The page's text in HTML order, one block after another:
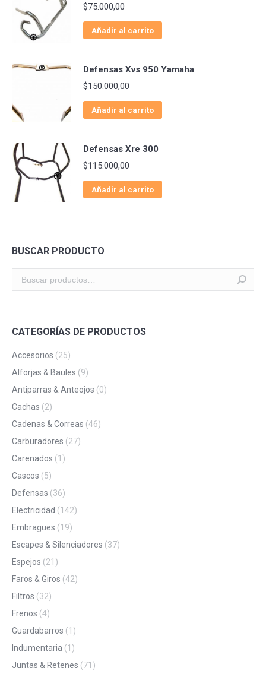
$75.000,00
Añadir al carrito
Defensas Xvs 950 Yamaha
$150.000,00
Añadir al carrito
Defensas Xre 300
$115.000,00
Añadir al carrito
BUSCAR PRODUCTO
CATEGORÍAS DE PRODUCTOS
Accesorios (25)
Alforjas & Baules (9)
Antiparras & Anteojos (0)
Cachas (2)
Cadenas & Correas (46)
Carburadores (27)
Carenados (1)
Cascos (5)
Defensas (36)
Electricidad (142)
Embragues (19)
Escapes & Silenciadores (37)
Espejos (21)
Faros & Giros (42)
Filtros (32)
Frenos (4)
Guardabarros (1)
Indumentaria (1)
Juntas & Retenes (71)